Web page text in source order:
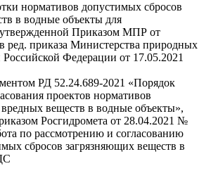
нормативов допустимых сбросов
в водные объекты для
утвержденной Приказом МПР от
ред. приказа Министерства природных
Российской Федерации от 17.05.2021
РД 52.24.689-2021 «Порядок
проектов нормативов
веществ в водные объекты»,
Росгидромета от 28.04.2021 №
по рассмотрению и согласованию
сбросов загрязняющих веществ в